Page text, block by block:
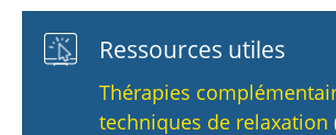
Ressources utiles
Thérapies
techniques de relaxation